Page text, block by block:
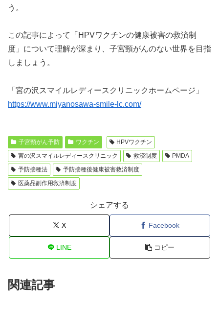
う。
この記事によって「HPVワクチンの健康被害の救済制
度」について理解が深まり、子宮頸がんのない世界を目指
しましょう。
「宮の沢スマイルレディースクリニックホームページ」
https://www.miyanosawa-smile-lc.com/
子宮頸がん予防 ワクチン
HPVワクチン
宮の沢スマイルレディースクリニック
救済制度
PMDA
予防接種法
予防接種後健康被害救済制度
医薬品副作用救済制度
シェアする
X Facebook
LINE コピー
関連記事